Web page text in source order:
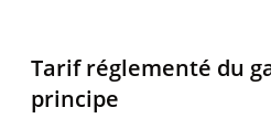
Tarif réglementé du
principe